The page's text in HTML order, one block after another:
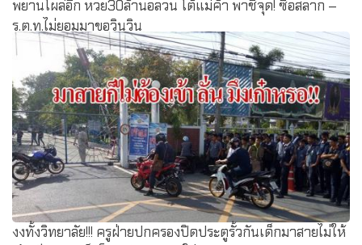
พยานโผล่อีก หวย30ล้านอลวน โต้แม่ค้า พาชี้จุด! ซื้อสลาก –
ร.ต.ท.ไม่ยอมมาขอวินวิน
งงทั้งวิทยาลัย!!! ครูฝ่ายปกครองปิดประตูรั้วกันเด็กมาสายไม่ให้